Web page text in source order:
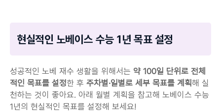
현실적인 노베이스 수능 1년 목표 설정
성공적인 노베 재수 생활을 위해서는 약 100일 단위로 전체
적인 목표를 설정한 후 주차별·일별로 세부 목표를 계획해 실
천하는 것이 좋아요. 아래 월별 계획을 참고해 노베이스 수능
1년의 현실적인 목표를 설정해 보세요!